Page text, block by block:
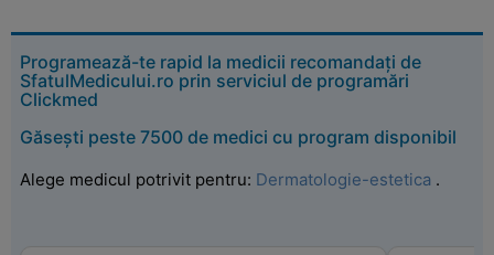
Programează-te rapid la medicii recomandați de
SfatulMedicului.ro prin serviciul de programări
Clickmed
Găsești peste 7500 de medici cu program disponibil
Alege medicul potrivit pentru: Dermatologie-estetica .